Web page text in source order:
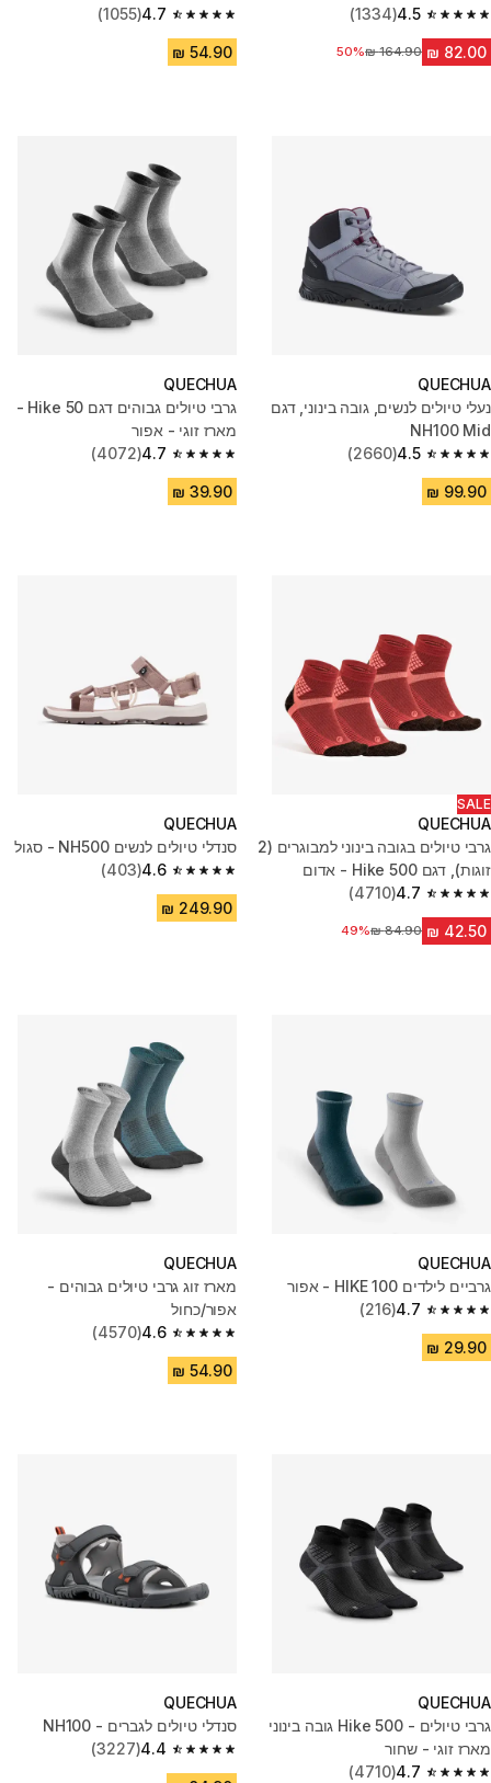
4.5
4.5 out of 5 stars from 1334 reviews
(1334)
מחיר לפני הנחה‏164.90 ₪
50%
4.7
4.7 out of 5 stars from 1055 reviews
(1055)
QUECHUA
נעלי טיולים לנשים, גובה בינוני, דגם
NH100 Mid
4.5
4.5 out of 5 stars from 2660 reviews
(2660)
QUECHUA
גרבי טיולים גבוהים דגם Hike 50 -
מארז זוגי - אפור
4.7
4.7 out of 5 stars from 4072 reviews
(4072)
SALE
QUECHUA
גרבי טיולים בגובה בינוני למבוגרים (2
זוגות), דגם Hike 500 - אדום
4.7
4.7 out of 5 stars from 4710 reviews
(4710)
מחיר לפני הנחה‏84.90 ₪
49%
QUECHUA
סנדלי טיולים לנשים NH500 - סגול
4.6
4.6 out of 5 stars from 403 reviews
(403)
QUECHUA
גרביים לילדים HIKE 100 - אפור
4.7
4.7 out of 5 stars from 216 reviews
(216)
QUECHUA
מארז זוג גרבי טיולים גבוהים -
אפור/כחול
4.6
4.6 out of 5 stars from 4570 reviews
(4570)
QUECHUA
גרבי טיולים - Hike 500 גובה בינוני
מארז זוגי - שחור
4.7
(4710)
QUECHUA
סנדלי טיולים לגברים - NH100
4.4
4.4 out of 5 stars from 3227 reviews
(3227)